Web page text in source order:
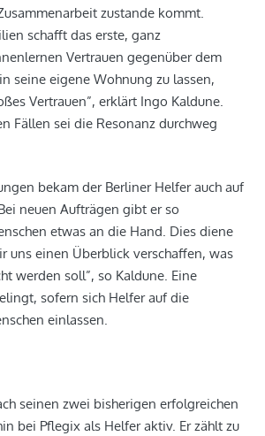
zustande kommt.
schafft das erste, ganz
Vertrauen gegenüber dem
seine eigene Wohnung zu lassen,
Vertrauen”, erklärt Ingo Kaldune.
Fällen sei die Resonanz durchweg
bekam der Berliner Helfer auch auf
neuen Aufträgen gibt er so
etwas an die Hand. Dies diene
uns einen Überblick verschaffen, was
werden soll”, so Kaldune. Eine
sofern sich Helfer auf die
einlassen.
seinen zwei bisherigen erfolgreichen
bei Pflegix als Helfer aktiv. Er zählt zu